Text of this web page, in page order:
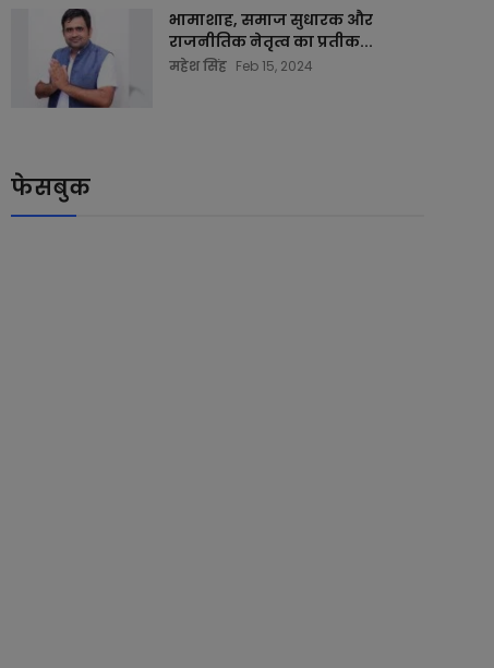
भामाशाह, समाज सुधारक और
राजनीतिक नेतृत्व का प्रतीक...
महेश सिंह Feb 15, 2024
फेसबुक